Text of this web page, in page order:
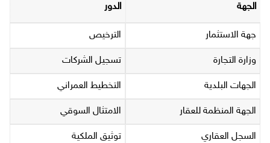
الجهة الدور
جهة الاستثمار الترخيص
وزارة التجارة تسجيل الشركات
الجهات البلدية التخطيط العمراني
الجهة المنظمة للعقار الامتثال السوقي
السجل العقاري توثيق الملكية